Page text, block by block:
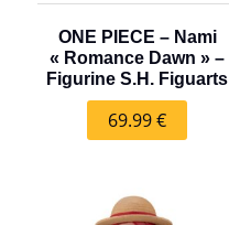
ONE PIECE – Nami
« Romance Dawn » –
Figurine S.H. Figuarts
69.99€